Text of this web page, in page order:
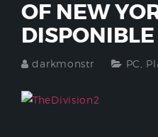
OF NEW
DISPONIBLE
darkmonstr PC